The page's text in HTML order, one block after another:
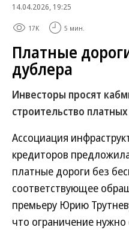
14.04.2026, 19:25
17K 5 мин.
Платные
дублера
Инвесторы просят
строительство
Ассоциация
кредиторов
платные дороги без
соответствующее
премьеру Юрию
что ограничение